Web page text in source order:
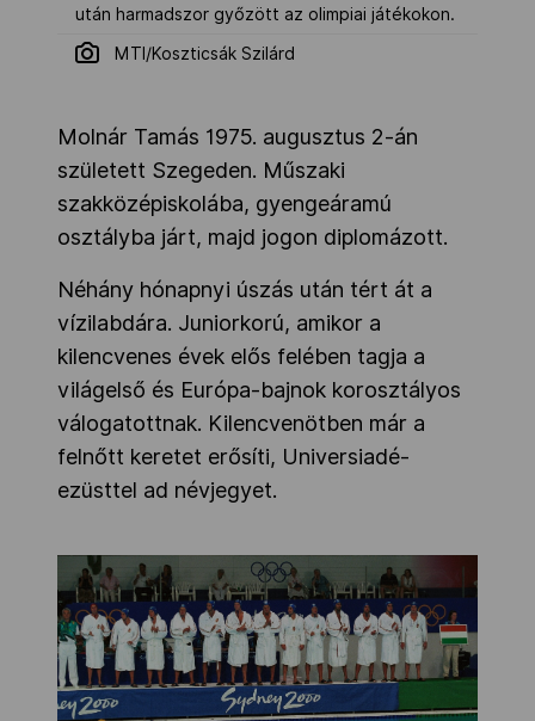
után harmadszor győzött az olimpiai játékokon.
MTI/Koszticsák Szilárd
Molnár Tamás 1975. augusztus 2-án
született Szegeden. Műszaki
szakközépiskolába, gyengeáramú
osztályba járt, majd jogon diplomázott.
Néhány hónapnyi úszás után tért át a
vízilabdára. Juniorkorú, amikor a
kilencvenes évek elős felében tagja a
világelső és Európa-bajnok korosztályos
válogatottnak. Kilencvenötben már a
felnőtt keretet erősíti, Universiadé-
ezüsttel ad névjegyet.